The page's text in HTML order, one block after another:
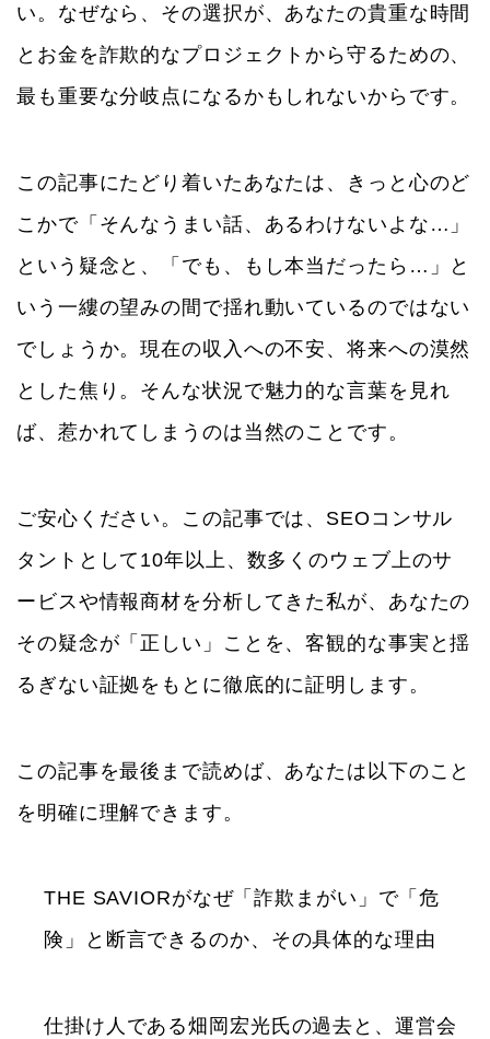
い。なぜなら、その選択が、あなたの貴重な時間
とお金を詐欺的なプロジェクトから守るための、
最も重要な分岐点になるかもしれないからです。
この記事にたどり着いたあなたは、きっと心のど
こかで「そんなうまい話、あるわけないよな…」
という疑念と、「でも、もし本当だったら…」と
いう一縷の望みの間で揺れ動いているのではない
でしょうか。現在の収入への不安、将来への漠然
とした焦り。そんな状況で魅力的な言葉を見れ
ば、惹かれてしまうのは当然のことです。
ご安心ください。この記事では、SEOコンサル
タントとして10年以上、数多くのウェブ上のサ
ービスや情報商材を分析してきた私が、あなたの
その疑念が「正しい」ことを、客観的な事実と揺
るぎない証拠をもとに徹底的に証明します。
この記事を最後まで読めば、あなたは以下のこと
を明確に理解できます。
THE SAVIORがなぜ「詐欺まがい」で「危
険」と断言できるのか、その具体的な理由
仕掛け人である畑岡宏光氏の過去と、運営会